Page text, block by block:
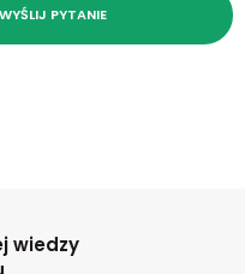
WYŚLIJ PYTANIE
wiedzy